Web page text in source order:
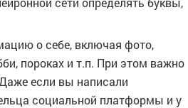
о себе, включая фото,
пороках и т.п. При этом важно
если вы написали
социальной платформы и у